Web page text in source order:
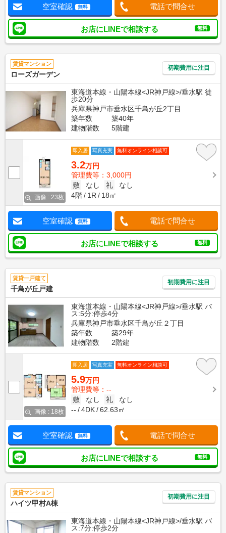
空室確認 無料 電話で問合せ
お店にLINEで相談する 無料
賃貸マンション
ローズガーデン
初期費用に注目
東海道本線・山陽本線<JR神戸線>/垂水駅 徒
歩20分
兵庫県神戸市垂水区千鳥が丘2丁目
築年数
築40年
建物階数
5階建
画像 : 23枚
即入居 写真充実 無料オンライン相談可
3.2万円
管理費等：3,000円
敷
なし 礼
なし
4階
1R 18㎡
空室確認 無料 電話で問合せ
お店にLINEで相談する 無料
賃貸一戸建て
千鳥が丘戸建
初期費用に注目
東海道本線・山陽本線<JR神戸線>/垂水駅 バ
ス:5分:停歩4分
兵庫県神戸市垂水区千鳥が丘２丁目
築年数
築29年
建物階数
2階建
画像 : 18枚
即入居 写真充実 無料オンライン相談可
5.9万円
管理費等：--
敷
なし 礼
なし
--
4DK 62.63㎡
空室確認 無料 電話で問合せ
お店にLINEで相談する 無料
賃貸マンション
ハイツ甲村A棟
初期費用に注目
東海道本線・山陽本線<JR神戸線>/垂水駅 バ
ス:7分:停歩2分